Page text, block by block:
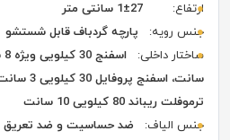
ارتفاع:
1±27 سانتی متر
جنس رویه:
پارچه گردباف قابل شستشو
ساختار داخلی:
ترموفلت ریباند 80 کیلویی 10 سانت
جنس الیاف:
ضد حساسیت و ضد تعریق